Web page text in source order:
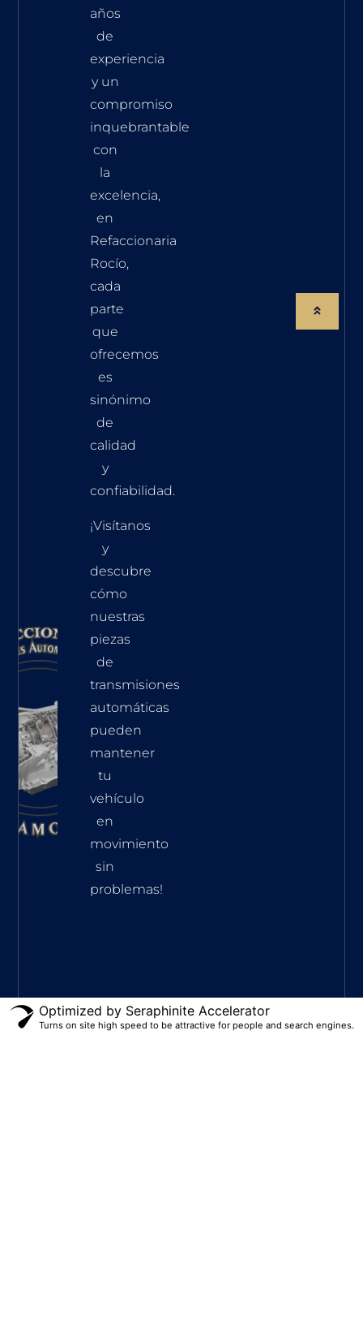
años
de
experiencia
y un
compromiso
inquebrantable
con
la
excelencia,
en
Refaccionaria
Rocío,
cada
parte
que
ofrecemos
es
sinónimo
de
calidad
y
confiabilidad.
¡Visítanos
y
descubre
cómo
nuestras
piezas
de
transmisiones
automáticas
pueden
mantener
tu
vehículo
en
movimiento
sin
problemas!
Optimized by Seraphinite Accelerator
Turns on site high speed to be attractive for people and search engines.